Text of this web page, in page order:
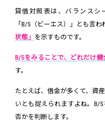
貸借対照表は、バランスシ
「B/S（ビーエス）」とも言わ
状態」 を示すものです。
B/Sをみることで、どれだけ
す。
たとえば、借金が多くて、資
いとも捉えられますよね。B/
否かを判断します。